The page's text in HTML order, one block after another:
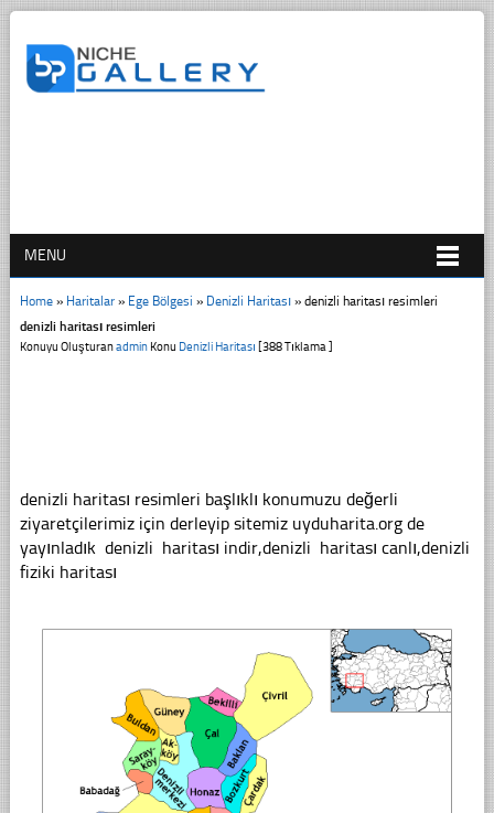
MENU
Home» Haritalar» Ege Bölgesi » Denizli Haritası» denizli haritası resimleri
denizli haritası resimleri
Konuyu OluşturanadminKonu Denizli Haritası [388 Tıklama ]
denizli haritası resimleri başlıklı konumuzu değerli
ziyaretçilerimiz için derleyip sitemiz uyduharita.org de
yayınladık denizli haritası indir,denizli haritası canlı,denizli
fiziki haritası